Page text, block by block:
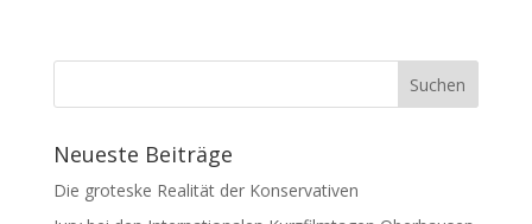
Neueste Beiträge
Die groteske Realität der Konservativen